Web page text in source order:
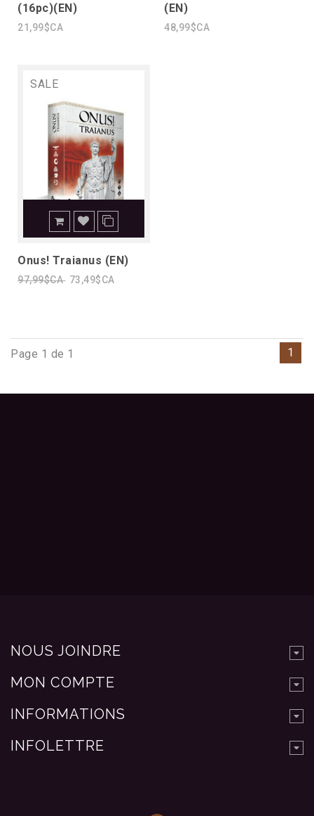
(16pc)(EN)
21,99$CA
(EN)
48,99$CA
SALE
Onus! Traianus (EN)
97,99$CA 73,49$CA
Page 1 de 1 1
NOUS JOINDRE
MON COMPTE
INFORMATIONS
INFOLETTRE